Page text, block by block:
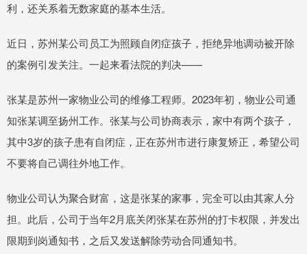
利，还关系着无数家庭的基本生活。
近日，苏州某公司员工为照顾自闭症孩子，拒绝异地调动被开除
的案例引发关注。一起来看法院的判决——
张某是苏州一家物业公司的维修工程师。2023年初，物业公司通
知张某调至扬州工作。张某与公司协商表示，家中有两个孩子，
其中3岁的孩子患有自闭症，正在苏州市进行康复矫正，希望公司
不要将自己调往外地工作。
物业公司认为聚合财富，这是张某的家事，完全可以由其家人分
担。此后，公司于当年2月底关闭张某在苏州的打卡权限，并发出
限期到岗通知书，之后又发送解除劳动合同通知书。